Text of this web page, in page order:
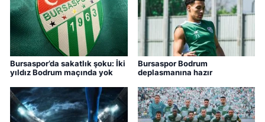
Bursaspor’da sakatlık şoku: İki
yıldız Bodrum maçında yok
Bursaspor Bodrum
deplasmanına hazır